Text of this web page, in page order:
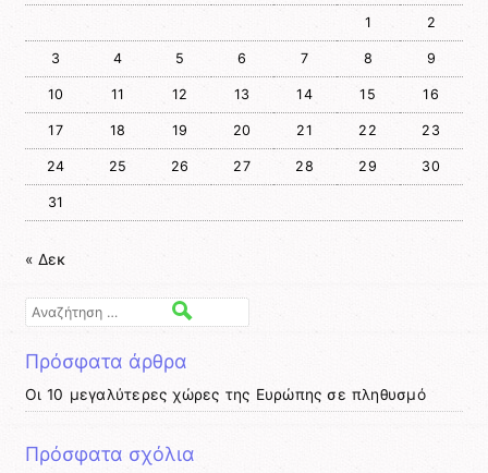
1 2
3 4 5 6 7 8 9
10 11 12 13 14 15 16
17 18 19 20 21 22 23
24 25 26 27 28 29 30
31
« Δεκ
Αναζήτηση
Πρόσφατα άρθρα
Οι 10 μεγαλύτερες χώρες της Ευρώπης σε πληθυσμό
Πρόσφατα σχόλια